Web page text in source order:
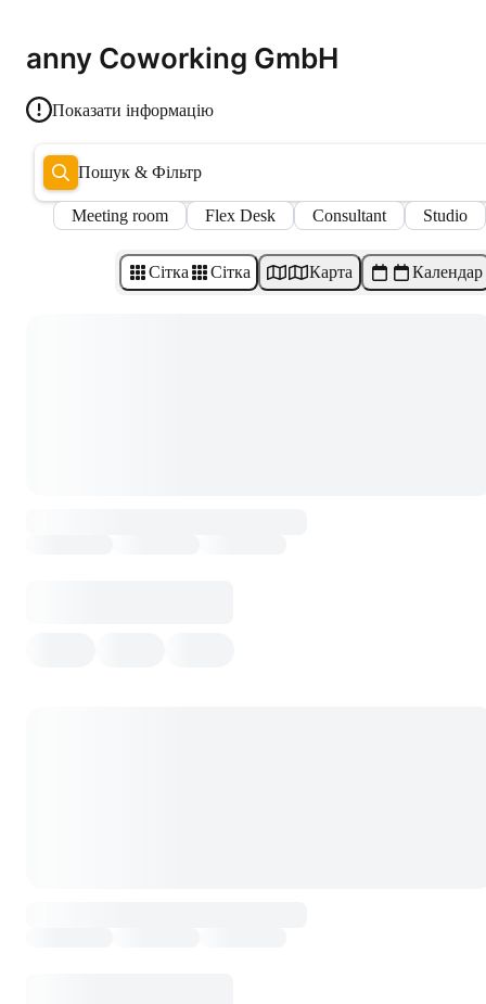
anny Coworking GmbH
Показати інформацію
Пошук & Фільтр
Meeting room Flex Desk Consultant Studio
Сітка Сітка Карта Календар